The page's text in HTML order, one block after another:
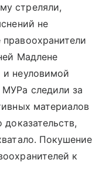
стреляли,
не
Мадлене
и неуловимой
следили за
материалов
Покушение
к